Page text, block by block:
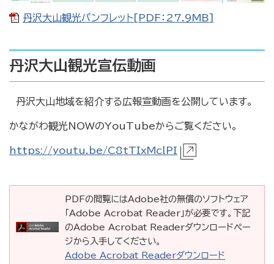
丹沢大山観光パンフレット[PDF：27.9MB]
丹沢大山観光宣伝動画
丹沢大山地域を紹介する広報宣動画を公開しています。
かながわ観光NOWのYouTubeからご覧ください。
https://youtu.be/C8tTIxMclPI
PDFの閲覧にはAdobe社の無償のソフトウェア
「Adobe Acrobat Reader」が必要です。下記
のAdobe Acrobat Readerダウンロードペー
ジから入手してください。
Adobe Acrobat Readerダウンロード